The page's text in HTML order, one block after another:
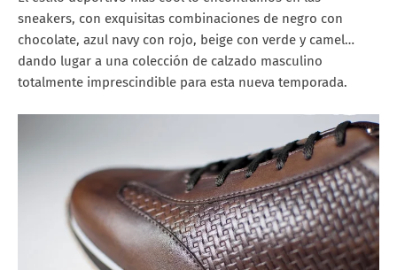
sneakers, con exquisitas combinaciones de negro con
chocolate, azul navy con rojo, beige con verde y camel…
dando lugar a una colección de calzado masculino
totalmente imprescindible para esta nueva temporada.